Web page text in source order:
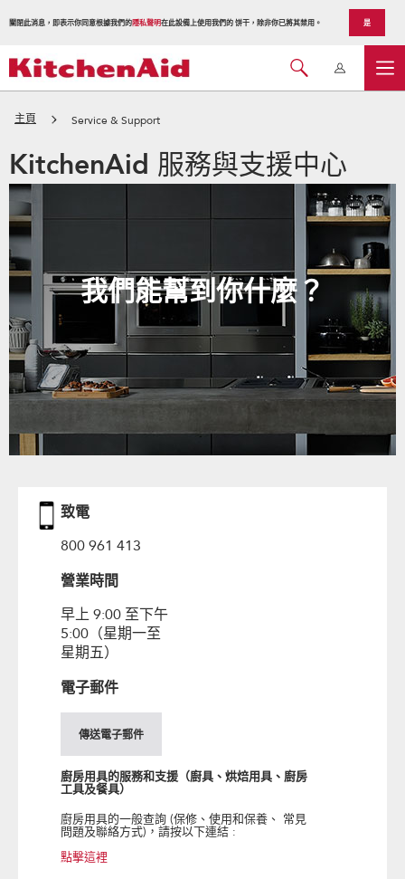
關閉此消息，即表示你同意根據我們的隱私聲明在此設備上使用我們的 饼干，除非你已將其禁用。 是
主頁 Service & Support
KitchenAid 服務與支援中心
我們能幫到你什麼？
致電
800 961 413
營業時間
早上 9:00 至下午
5:00（星期一至
星期五）
電子郵件
傳送電子郵件
廚房用具的服務和支援（廚具、烘焙用具、廚房
工具及餐具）
廚房用具的一般查詢 (保修、使用和保養、 常見
問題及聯絡方式)，請按以下連結 :
點擊這裡